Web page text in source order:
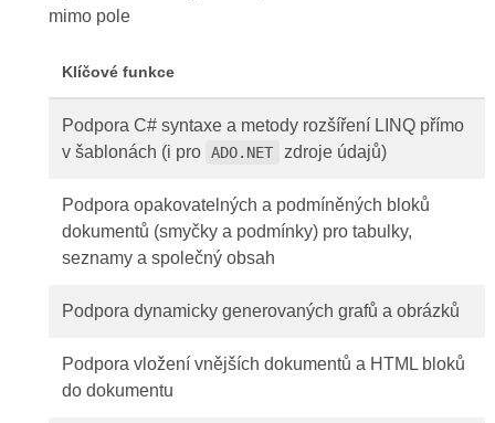
mimo pole
Klíčové funkce
Podpora C# syntaxe a metody rozšíření LINQ přímo
v šablonách (i pro ADO.NET zdroje údajů)
Podpora opakovatelných a podmíněných bloků
dokumentů (smyčky a podmínky) pro tabulky,
seznamy a společný obsah
Podpora dynamicky generovaných grafů a obrázků
Podpora vložení vnějších dokumentů a HTML bloků
do dokumentu